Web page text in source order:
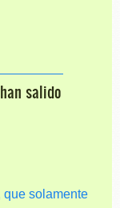
salido
, que solamente